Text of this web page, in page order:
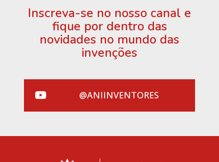
Inscreva-se no nosso canal e
fique por dentro das
novidades no mundo das
invenções
@ANIINVENTORES